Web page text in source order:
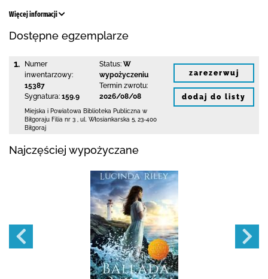
Więcej informacji
Dostępne egzemplarze
1.
Numer
inwentarzowy:
15387
Sygnatura: 159.9
Status: W
wypożyczeniu
Termin zwrotu:
2026/08/08
Miejska i Powiatowa Biblioteka Publiczna w
Biłgoraju Filia nr 3
ul. Włosiankarska 5 23-400
Biłgoraj
zarezerwuj
dodaj do listy
Najczęściej wypożyczane